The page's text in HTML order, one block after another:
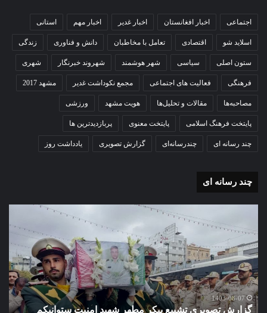
اجتماعی اخبار افغانستان اخبار غدیر اخبار مهم استانی
اسلاید شو اقتصادی تعامل با مخاطبان دانش و فناوری زندگی
ستون اصلی سیاسی شهر هوشمند شهروند خبرنگار شهری
فرهنگی فعالیت های اجتماعی مجمع نکوداشت غدیر مشهد 2017
مصاحبه‌ها مقالات و تحلیل‌ها هویت مشهد ورزشی
پایتخت فرهنگ اسلامی پایتخت معنوی پربازدیدترین ها
چند رسانه ای چندرسانه‌ای گزارش تصویری یادداشت روز
چند رسانه ای
تشییع
پیکر
مطهر
شهید
امنیت
ستوانیکم
مهدی
1403-08-07
گزارش تصویری تشییع پیکر مطهر شهید امنیت ستوانیکم